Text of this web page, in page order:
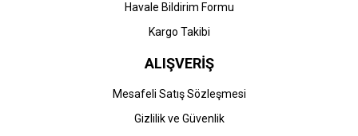
STOK BİLGİSİNİ SORUNUZ STOK BİLGİSİNİ SORUNUZ
HP
Havale Bildirim Formu
Kargo Takibi
ALIŞVERİŞ
Mesafeli Satış Sözleşmesi
Gizlilik ve Güvenlik